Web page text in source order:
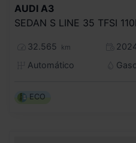
AUDI A3
32.565 km
Automático
ECO